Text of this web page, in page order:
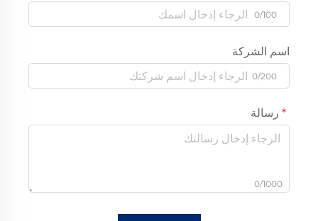
0/100
اسم الشركة
0/200
رسالة
0/1000